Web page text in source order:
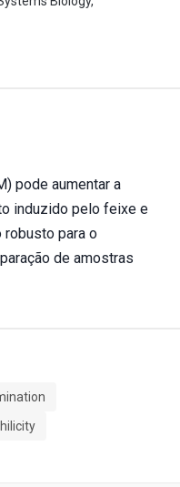
pode aumentar a
induzido pelo feixe e
para o
de amostras